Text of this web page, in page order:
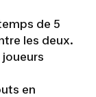
de 5
les deux.
en